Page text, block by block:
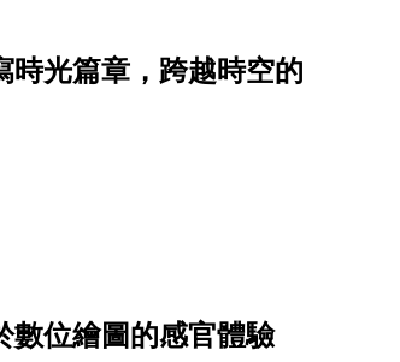
光篇章，跨越時空的
數位繪圖的感官體驗